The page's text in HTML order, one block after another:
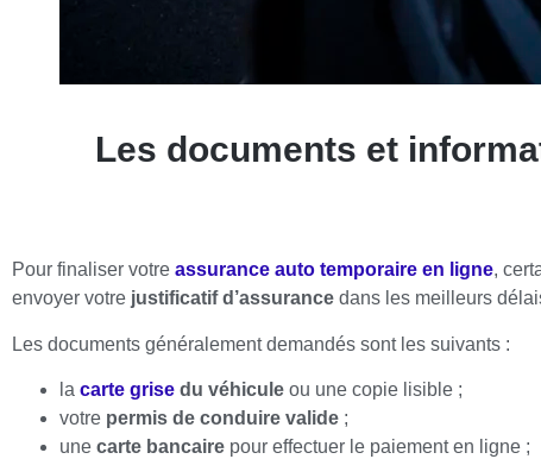
Les documents et
Pour finaliser votre assurance auto temporaire en ligne,
envoyer votre justificatif d’assurance dans les meilleurs
Les documents généralement demandés sont les suivants :
la carte grise du véhicule ou une copie lisible ;
votre permis de conduire valide ;
une carte bancaire pour effectuer le paiement en ligne ;